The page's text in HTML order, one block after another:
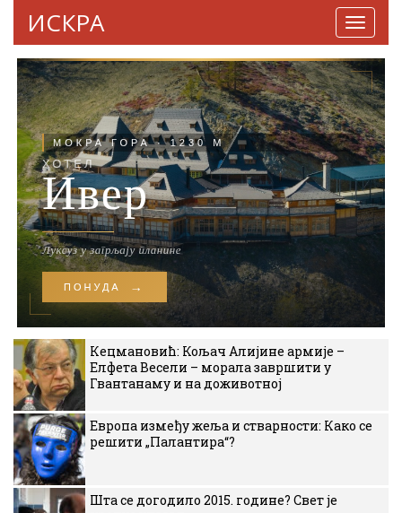
ИСКРА
Кецмановић: Кољач Алијине армије –
Елфета Весели – морала завршити у
Гвантанаму и на доживотној
Европа између жеља и стварности: Како се
решити „Палантира“?
Шта се догодило 2015. године? Свет је